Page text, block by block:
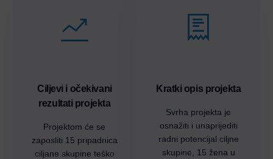
Ciljevi i očekivani
rezultati projekta
Projektom će se
zaposliti 15 pripadnica
ciljane skupine teško
Kratki opis projekta
Svrha projekta je
osnažiti i unaprijediti
radni potencijal ciljne
skupine, 15 žena u